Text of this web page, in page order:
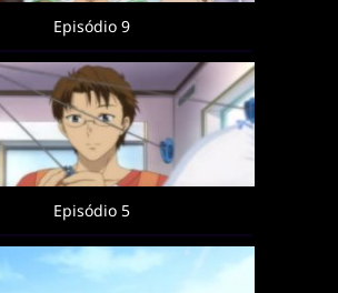
Episódio 9
Episódio 5